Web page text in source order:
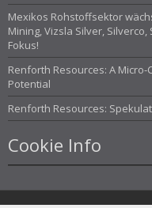
Mexikos Rohstoffsektor
Mining, Vizsla Silver,
Fokus!
Renforth Resources: A
Potential
Renforth Resources:
Cookie Info